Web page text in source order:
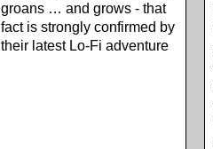
groans … and grows - that
fact is strongly confirmed by
their latest Lo-Fi adventure